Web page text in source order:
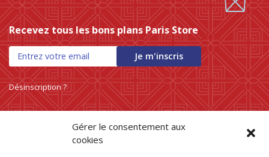
Gérer le consentement aux
cookies
Recevez tous les bons plans Paris Store
Je m'inscris
Désinscription ?